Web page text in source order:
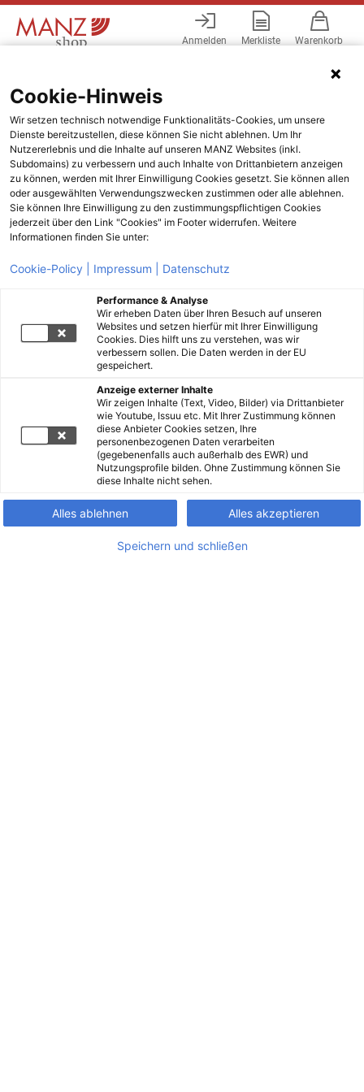
Anmelden Merkliste Warenkorb
Cookie-Hinweis
Wir setzen technisch notwendige Funktionalitäts-Cookies, um unsere
Dienste bereitzustellen, diese können Sie nicht ablehnen. Um Ihr
Nutzererlebnis und die Inhalte auf unseren MANZ Websites (inkl.
Subdomains) zu verbessern und auch Inhalte von Drittanbietern anzeigen
zu können, werden mit Ihrer Einwilligung Cookies gesetzt. Sie können allen
oder ausgewählten Verwendungszwecken zustimmen oder alle ablehnen.
Sie können Ihre Einwilligung zu den zustimmungspflichtigen Cookies
jederzeit über den Link "Cookies" im Footer widerrufen. Weitere
Informationen finden Sie unter:
Cookie-Policy | Impressum | Datenschutz
Performance & Analyse
Wir erheben Daten über Ihren Besuch auf unseren
Websites und setzen hierfür mit Ihrer Einwilligung
Cookies. Dies hilft uns zu verstehen, was wir
verbessern sollen. Die Daten werden in der EU
gespeichert.
Anzeige externer Inhalte
Wir zeigen Inhalte (Text, Video, Bilder) via Drittanbieter
wie Youtube, Issuu etc. Mit Ihrer Zustimmung können
diese Anbieter Cookies setzen, Ihre
personenbezogenen Daten verarbeiten
(gegebenenfalls auch außerhalb des EWR) und
Nutzungsprofile bilden. Ohne Zustimmung können Sie
diese Inhalte nicht sehen.
Alles ablehnen Alles akzeptieren
Speichern und schließen